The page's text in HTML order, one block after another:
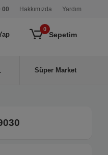
00 Hakkımızda Yardım
0
Sepetim
Süper Market